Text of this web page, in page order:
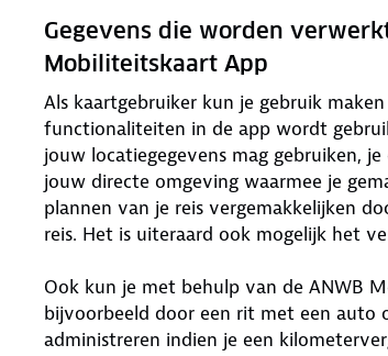
Gegevens die worden
Mobiliteitskaart App
­­­Als kaartgebruiker kun je gebruik
functionaliteiten in de app wordt
jouw locatiegegevens mag gebruiken,
jouw directe omgeving waarmee je
plannen van je reis vergemakkelijken
reis. Het is uiteraard ook mogelijk het
Ook kun je met behulp van de ANWB
bijvoorbeeld door een rit met een
administreren indien je een